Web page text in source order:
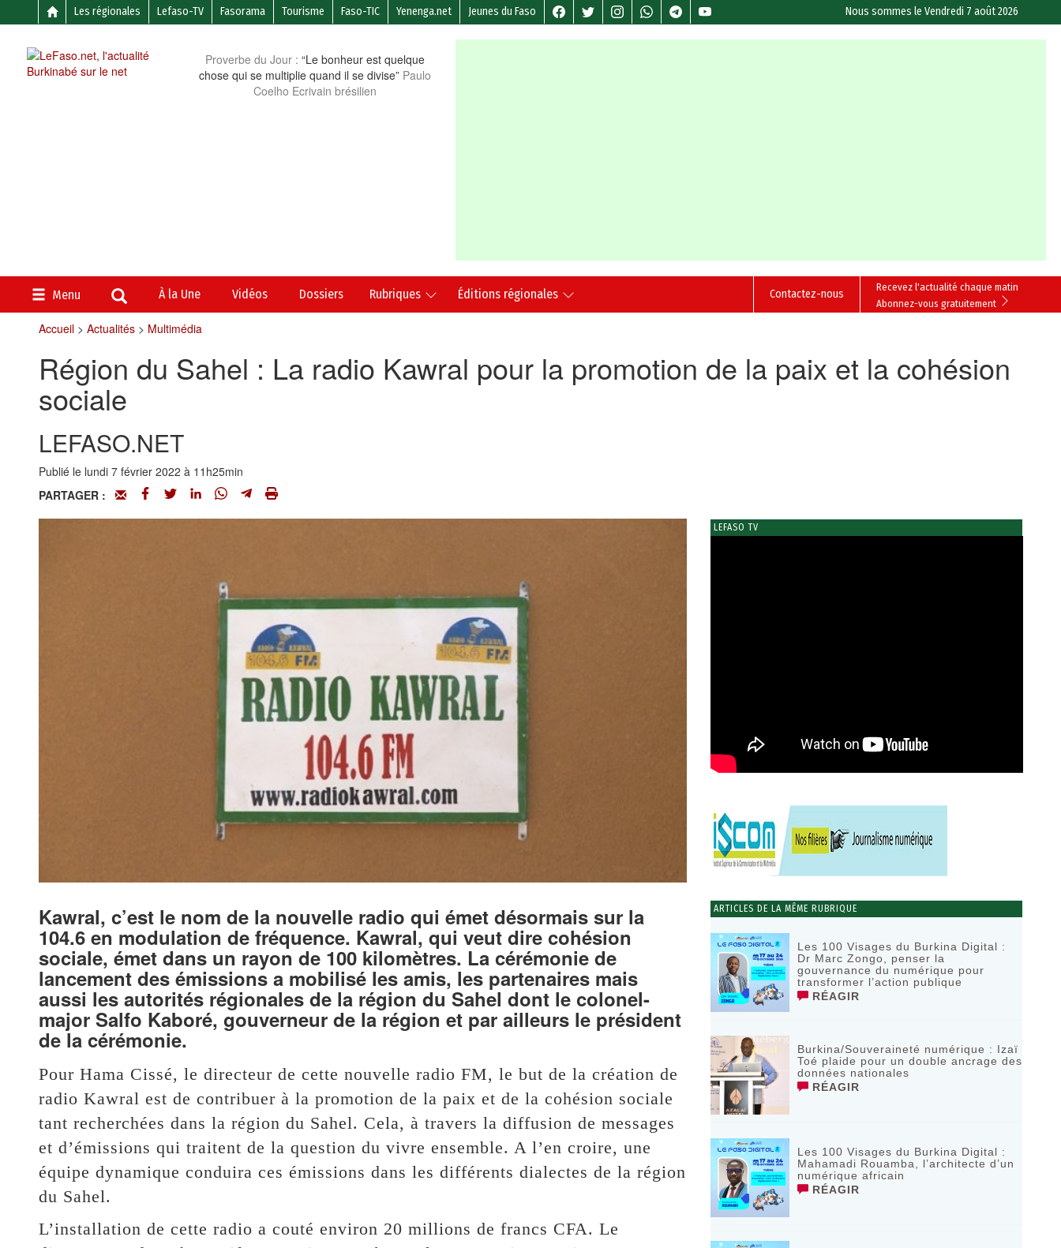
Les régionales Lefaso-TV Fasorama Tourisme Faso-TIC Yenenga.net Jeunes du Faso Nous sommes leVendredi 7 août 2026
Proverbe du Jour : “Le bonheur est quelque
chose qui se multiplie quand il se divise” Paulo
Coelho Ecrivain brésilien
Menu À la Une Vidéos Dossiers Rubriques Éditions régionales
Recevez l'actualité chaque matin
Abonnez-vous gratuitement
Contactez-nous
Accueil> Actualités> Multimédia
Région du Sahel : La radio Kawral pour la promotion de la paix et la cohésion
sociale
LEFASO.NET
Publié le lundi 7 février 2022 à 11h25min
PARTAGER :
Kawral, c’est le nom de la nouvelle radio qui émet désormais sur la
104.6 en modulation de fréquence. Kawral, qui veut dire cohésion
sociale, émet dans un rayon de 100 kilomètres. La cérémonie de
lancement des émissions a mobilisé les amis, les partenaires mais
aussi les autorités régionales de la région du Sahel dont le colonel-
major Salfo Kaboré, gouverneur de la région et par ailleurs le président
de la cérémonie.
Pour Hama Cissé, le directeur de cette nouvelle radio FM, le but de la création de
radio Kawral est de contribuer à la promotion de la paix et de la cohésion sociale
tant recherchées dans la région du Sahel. Cela, à travers la diffusion de messages
et d’émissions qui traitent de la question du vivre ensemble. A l’en croire, une
équipe dynamique conduira ces émissions dans les différents dialectes de la région
du Sahel.
L’installation de cette radio a couté environ 20 millions de francs CFA. Le
LEFASO TV
ARTICLES DE LA MÊME RUBRIQUE
Les 100 Visages du Burkina Digital :
Dr Marc Zongo, penser la
gouvernance du numérique pour
transformer l’action publique
RÉAGIR
Burkina/Souveraineté numérique : Izaï
Toé plaide pour un double ancrage des
données nationales
RÉAGIR
Les 100 Visages du Burkina Digital :
Mahamadi Rouamba, l’architecte d’un
numérique africain
RÉAGIR